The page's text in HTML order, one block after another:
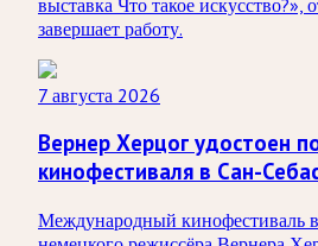
завершает работу.
7 августа 2026
Вернер Херцог удостоен
кинофестиваля в Сан-
Международный кинофестиваль